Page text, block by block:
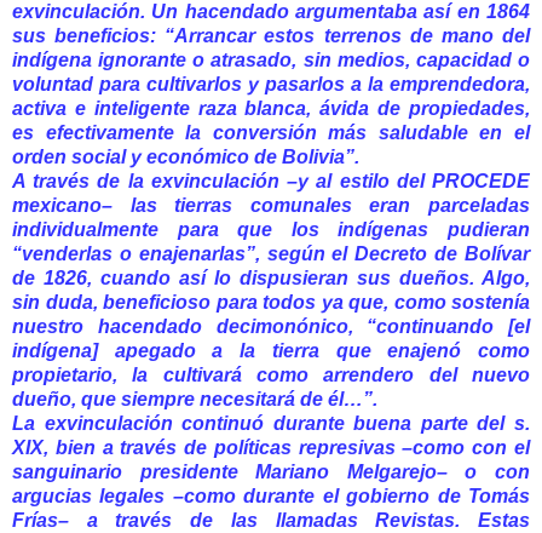
exvinculación. Un hacendado argumentaba así en 1864
sus beneficios: “Arrancar estos terrenos de mano del
indígena ignorante o atrasado, sin medios, capacidad o
voluntad para cultivarlos y pasarlos a la emprendedora,
activa e inteligente raza blanca, ávida de propiedades,
es efectivamente la conversión más saludable en el
orden social y económico de Bolivia”.
A través de la exvinculación –y al estilo del PROCEDE
mexicano– las tierras comunales eran parceladas
individualmente para que los indígenas pudieran
“venderlas o enajenarlas”, según el Decreto de Bolívar
de 1826, cuando así lo dispusieran sus dueños. Algo,
sin duda, beneficioso para todos ya que, como sostenía
nuestro hacendado decimonónico, “continuando [el
indígena] apegado a la tierra que enajenó como
propietario, la cultivará como arrendero del nuevo
dueño, que siempre necesitará de él…”.
La exvinculación continuó durante buena parte del s.
XIX, bien a través de políticas represivas –como con el
sanguinario presidente Mariano Melgarejo– o con
argucias legales –como durante el gobierno de Tomás
Frías– a través de las llamadas Revistas. Estas